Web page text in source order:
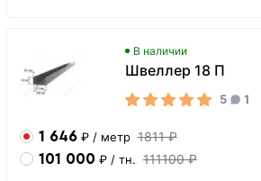
В наличии
Швеллер 18 П
5 1
1 646 ₽ / метр 1811 ₽
101 000 ₽ / тн. 111100 ₽